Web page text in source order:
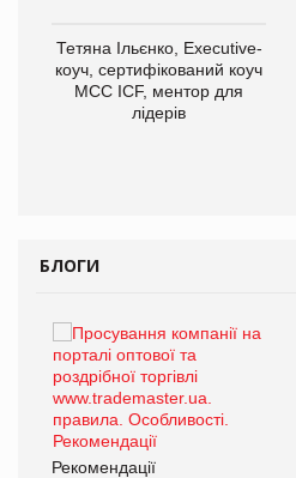
Тетяна Ільєнко, Executive-
коуч, сертифікований коуч
МСС ICF, ментор для
лідерів
БЛОГИ
Рекомендації